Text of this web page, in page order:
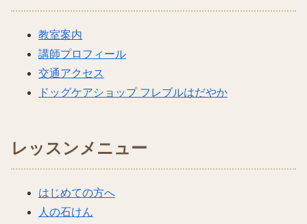
教室案内
講師プロフィール
交通アクセス
ドッグケアショップ フレブルはだやか
レッスンメニュー
はじめての方へ
人の石けん